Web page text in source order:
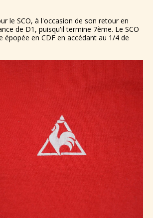
le SCO, à l'occasion de son retour en
de D1, puisqu'il termine 7ème. Le SCO
épopée en CDF en accédant au 1/4 de